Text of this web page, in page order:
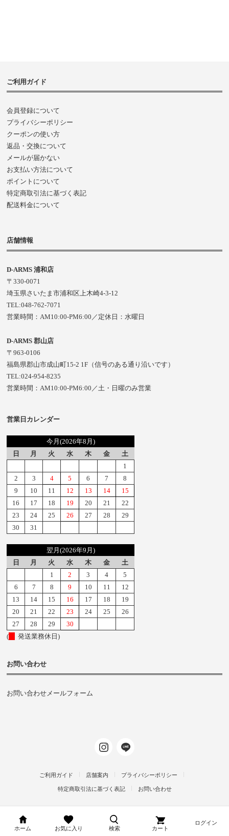
ご利用ガイド
会員登録について
プライバシーポリシー
クーポンの使い方
返品・交換について
メールが届かない
お支払い方法について
ポイントについて
特定商取引法に基づく表記
配送料金について
店舗情報
D-ARMS 浦和店
〒330-0071
埼玉県さいたま市浦和区上木崎4-3-12
TEL:048-762-7071
営業時間：AM10:00-PM6:00／定休日：水曜日
D-ARMS 郡山店
〒963-0106
福島県郡山市成山町15-2 1F（信号のある通り沿いです）
TEL:024-954-8235
営業時間：AM10:00-PM6:00／土・日曜のみ営業
営業日カレンダー
今月(2026年8月)
日
月 火 水 木 金
土
1
2
3 4 5 6 7
8
9
10 11 12 13 14
15
16
17 18 19 20 21
22
23
24 25 26 27 28
29
30
31
翌月(2026年9月)
日
月 火 水 木 金
土
1
2 3 4
5
6
7 8 9 10 11
12
13
14 15 16 17 18
19
20
21 22 23 24 25
26
27
28 29
30
(
発送業務休日)
お問い合わせ
お問い合わせメールフォーム
ご利用ガイド 店舗案内 プライバシーポリシー
特定商取引法に基づく表記 お問い合わせ
d-arms-shop.jp
ホーム お気に入り 検索 カート
ログイン